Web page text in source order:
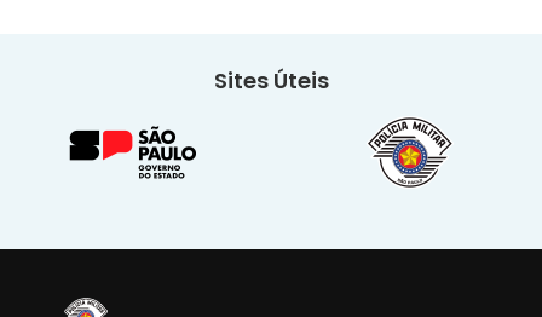
Sites Úteis